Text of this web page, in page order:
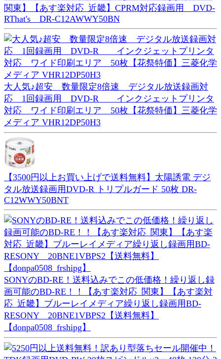
関東】【あす楽対応_近畿】CPRM対応録画用 DVD-
RThat's DR-C12AWWY50BN
大人気♪超安 数量限定8倍速 デジタル放送録画対
応 1回録画用 DVD-R インクジェットプリンタ
対応 ワイド印刷エリア 50枚【花祭特価】三菱化学
メディア VHR12DP50H3
【3500円以上お買い上げで送料無料】太陽誘電 デジ
タル放送録画用DVD-R トリプルガード 50枚 DR-
C12WWY50BNT
SONYのBD-RE！送料込みでこの低価格！繰り返し録
画可能のBD-RE！！【あす楽対応_関東】【あす楽対
応_近畿】ブルーレイメディア繰り返し録画用BD-
RESONY 20BNE1VBPS2【送料無料】
【donpa0508_frshipg】